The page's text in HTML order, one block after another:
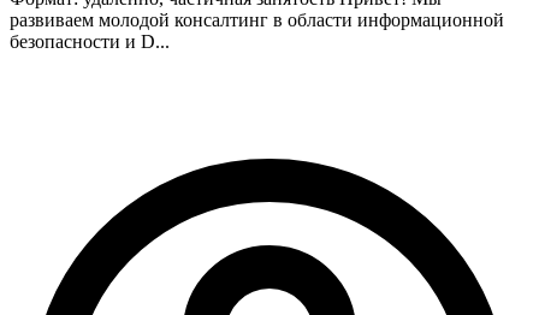
развиваем молодой консалтинг в области информационной
безопасности и D...